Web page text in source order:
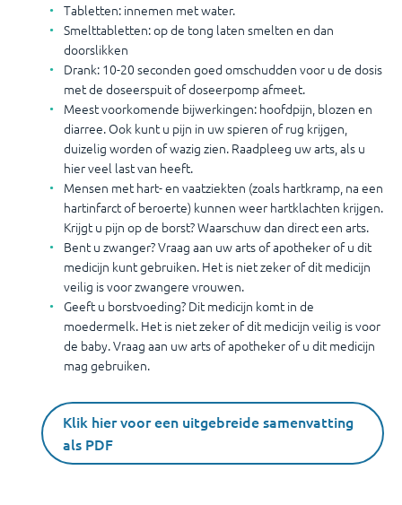
Tabletten: innemen met water.
Smelttabletten: op de tong laten smelten en dan
doorslikken
Drank: 10-20 seconden goed omschudden voor u de dosis
met de doseerspuit of doseerpomp afmeet.
Meest voorkomende bijwerkingen: hoofdpijn, blozen en
diarree. Ook kunt u pijn in uw spieren of rug krijgen,
duizelig worden of wazig zien. Raadpleeg uw arts, als u
hier veel last van heeft.
Mensen met hart- en vaatziekten (zoals hartkramp, na een
hartinfarct of beroerte) kunnen weer hartklachten krijgen.
Krijgt u pijn op de borst? Waarschuw dan direct een arts.
Bent u zwanger? Vraag aan uw arts of apotheker of u dit
medicijn kunt gebruiken. Het is niet zeker of dit medicijn
veilig is voor zwangere vrouwen.
Geeft u borstvoeding? Dit medicijn komt in de
moedermelk. Het is niet zeker of dit medicijn veilig is voor
de baby. Vraag aan uw arts of apotheker of u dit medicijn
mag gebruiken.
Klik hier voor een uitgebreide samenvatting
als PDF